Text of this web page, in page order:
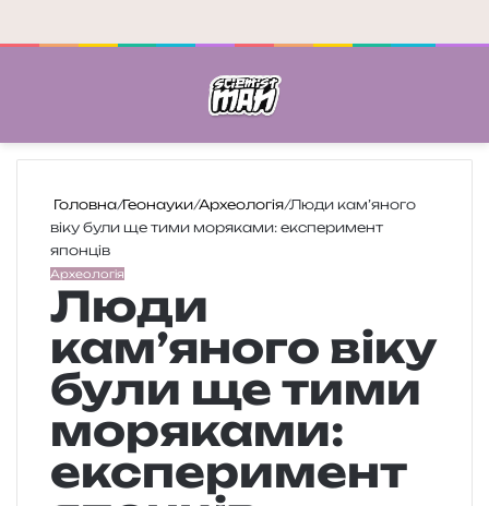
Головна/Геонауки/Археологія/Люди кам’яного
віку були ще тими моряками: експеримент
японців
Археологія
Люди
кам’яного віку
були ще тими
моряками:
експеримент